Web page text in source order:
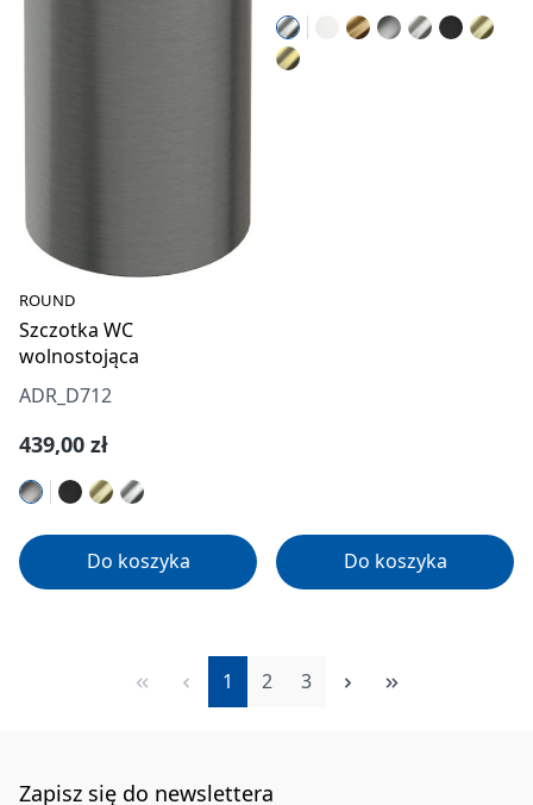
ROUND
Szczotka WC
wolnostojąca
ADR_D712
Cena regularna:
439,00 zł
Do koszyka Do koszyka
Strona
1 Strona
2 Strona
3
Zapisz się do newslettera